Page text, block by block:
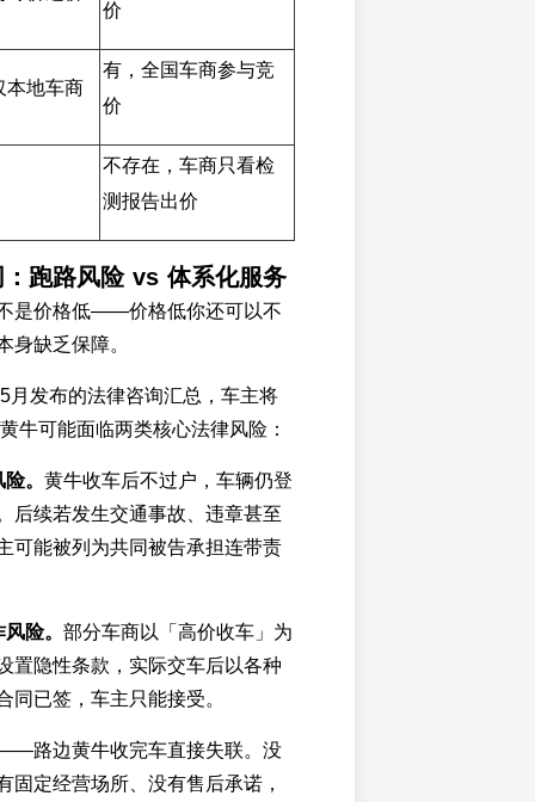
价
本地车商
有，全国车商参与竞
价
不存在，车商只看检
测报告出价
跑路风险 vs 体系化服务
是价格低——价格低你还可以不
缺乏保障。
月发布的法律咨询汇总，车主将
牛可能面临两类核心法律风险：
。 黄牛收车后不过户，车辆仍登
后续若发生交通事故、违章甚至
可能被列为共同被告承担连带责
险。 部分车商以「高价收车」为
置隐性条款，实际交车后以各种
同已签，车主只能接受。
路边黄牛收完车直接失联。没
固定经营场所、没有售后承诺，